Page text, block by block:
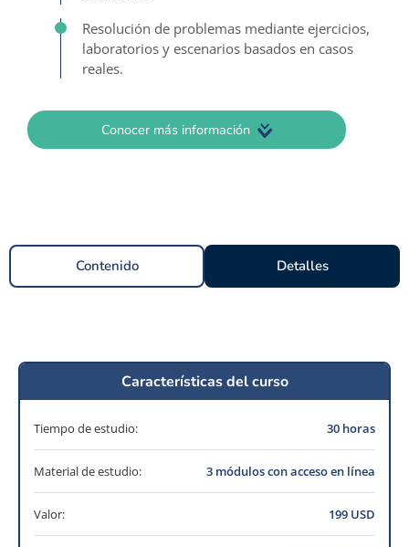
Resolución de problemas mediante ejercicios,
laboratorios y escenarios basados en casos
reales.
Conocer más información
Contenido Detalles
Características del curso
Tiempo de estudio: 30 horas
Material de estudio: 3 módulos con acceso en línea
Valor: 199 USD